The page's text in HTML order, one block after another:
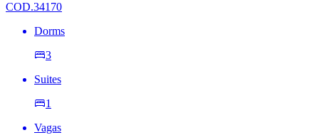
COD.34170
Dorms
3
Suites
1
Vagas